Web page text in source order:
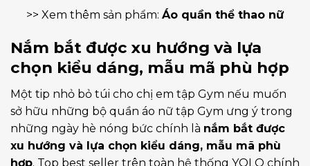
>> Xem thêm sản phẩm: Áo quần thể thao nữ
Nắm bắt được xu hướng và lựa
chọn kiểu dáng, mẫu mã phù hợp
Một tip nhỏ bỏ túi cho chị em tập Gym nếu muốn
sở hữu những bộ quần áo nữ tập Gym ưng ý trong
những ngày hè nóng bức chính là nắm bắt được
xu hướng và lựa chọn kiểu dáng, mẫu mã phù
hợp. Top best seller trên toàn hệ thống YOLO chính